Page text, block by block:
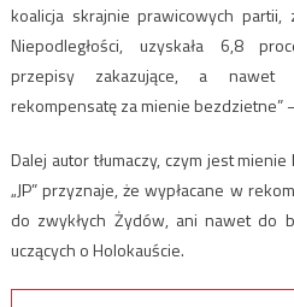
koalicja skrajnie prawicowych partii,
Niepodległości, uzyskała 6,8
przepisy zakazujące, a nawet
rekompensatę za mienie bezdzietne”
Dalej autor tłumaczy, czym jest
„JP” przyznaje, że wypłacane w
do zwykłych Żydów, ani nawet do
uczących o Holokauście.